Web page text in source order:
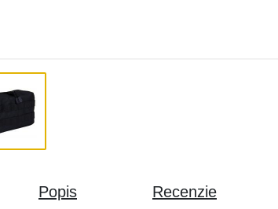
Popis Recenzie